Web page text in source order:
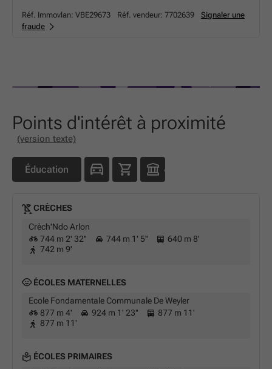
Réf. Immovlan: VBE29673 Réf. vendeur: 7702639
Signaler une
fraude
Points d'intérêt à proximité
(version texte)
Éducation
CRÈCHES
Crèch'Ndo Arlon
744 m 2' 32''
744 m 1' 5''
640 m 8'
742 m 9'
ÉCOLES MATERNELLES
Ecole Fondamentale Communale De Weyler
877 m 4'
924 m 1' 23''
877 m 11'
877 m 11'
ÉCOLES PRIMAIRES